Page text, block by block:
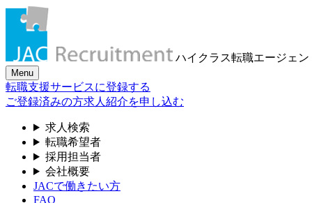
ハイクラス転職エージェン
Menu
転職支援サービスに登録する
ご登録済みの方求人紹介を申し込む
求人検索
転職希望者
採用担当者
会社概要
JACで働きたい方
FAQ